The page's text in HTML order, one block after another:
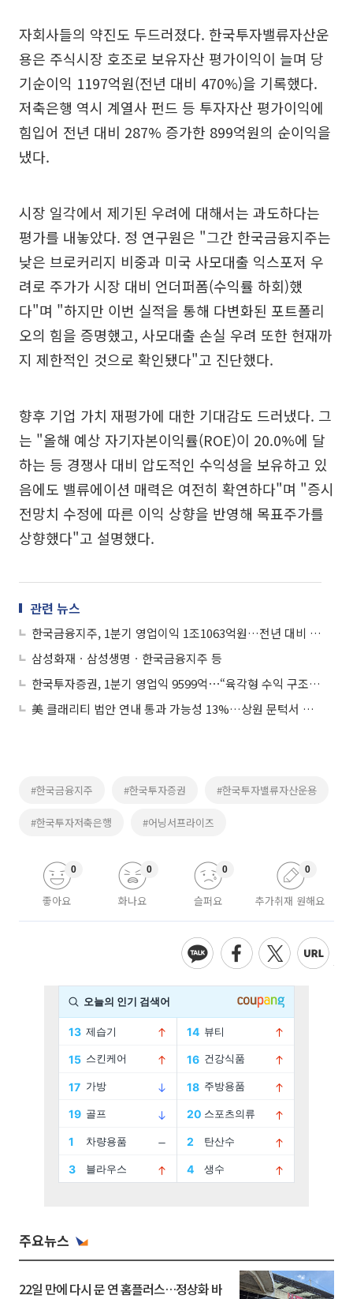
자회사들의 약진도 두드러졌다. 한국투자밸류자산운
용은 주식시장 호조로 보유자산 평가이익이 늘며 당
기순이익 1197억원(전년 대비 470%)을 기록했다.
저축은행 역시 계열사 펀드 등 투자자산 평가이익에
힘입어 전년 대비 287% 증가한 899억원의 순이익을
냈다.
시장 일각에서 제기된 우려에 대해서는 과도하다는
평가를 내놓았다. 정 연구원은 "그간 한국금융지주는
낮은 브로커리지 비중과 미국 사모대출 익스포저 우
려로 주가가 시장 대비 언더퍼폼(수익률 하회)했
다"며 "하지만 이번 실적을 통해 다변화된 포트폴리
오의 힘을 증명했고, 사모대출 손실 우려 또한 현재까
지 제한적인 것으로 확인됐다"고 진단했다.
향후 기업 가치 재평가에 대한 기대감도 드러냈다. 그
는 "올해 예상 자기자본이익률(ROE)이 20.0%에 달
하는 등 경쟁사 대비 압도적인 수익성을 보유하고 있
음에도 밸류에이션 매력은 여전히 확연하다"며 "증시
전망치 수정에 따른 이익 상향을 반영해 목표주가를
상향했다"고 설명했다.
관련 뉴스
한국금융지주, 1분기 영업이익 1조1063억원…전년 대비 108.9%↑
삼성화재ㆍ삼성생명ㆍ한국금융지주 등
한국투자증권, 1분기 영업익 9599억⋯“육각형 수익 구조 기반 성장 고도화”
美 클래리티 법안 연내 통과 가능성 13%…상원 문턱서 제동
#한국금융지주 #한국투자증권 #한국투자밸류자산운용
#한국투자저축은행 #어닝서프라이즈
좋아요
0
화나요
0
슬퍼요
0
추가취재 원해요
0
주요뉴스
22일 만에 다시 문 연 홈플러스…정상화 바